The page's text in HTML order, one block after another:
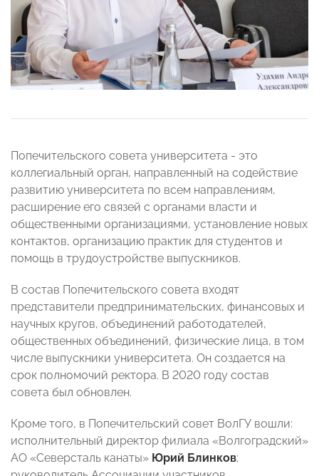
Попечительского совета университета - это
коллегиальный орган, направленный на содействие
развитию университета по всем направлениям,
расширение его связей с органами власти и
общественными организациями, установление новых
контактов, организацию практик для студентов и
помощь в трудоустройстве выпускников.
В состав Попечительского совета входят
представители предпринимательских, финансовых и
научных кругов, объединений работодателей,
общественных объединений, физические лица, в том
числе выпускники университета. Он создается на
срок полномочий ректора. В 2020 году состав
совета был обновлен.
Кроме того, в Попечительский совет ВолГУ вошли:
исполнительный директор филиала «Волгоградский»
АО «Северсталь канаты» Юрий Блинков;